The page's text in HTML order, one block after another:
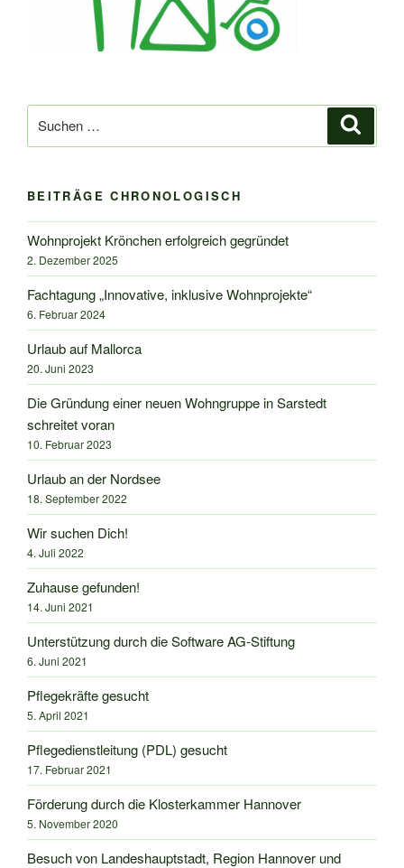
nach:
BEITRÄGE CHRONOLOGISCH
Wohnprojekt Krönchen erfolgreich gegründet
2. Dezember 2025
Fachtagung „Innovative, inklusive Wohnprojekte“
6. Februar 2024
Urlaub auf Mallorca
20. Juni 2023
Die Gründung einer neuen Wohngruppe in Sarstedt
schreitet voran
10. Februar 2023
Urlaub an der Nordsee
18. September 2022
Wir suchen Dich!
4. Juli 2022
Zuhause gefunden!
14. Juni 2021
Unterstützung durch die Software AG-Stiftung
6. Juni 2021
Pflegekräfte gesucht
5. April 2021
Pflegedienstleitung (PDL) gesucht
17. Februar 2021
Förderung durch die Klosterkammer Hannover
5. November 2020
Besuch von Landeshauptstadt, Region Hannover und